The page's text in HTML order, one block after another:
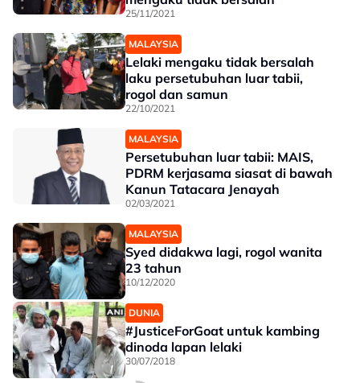
25/11/2021
MALAYSIA
Lelaki mengaku tidak bersalah
laku persetubuhan luar tabii,
rogol dan samun
22/10/2021
MALAYSIA
Persetubuhan luar tabii: MAIS,
PDRM kerjasama siasat di bawah
Kanun Tatacara Jenayah
02/03/2021
MALAYSIA
Syed didakwa lagi, rogol wanita
23 tahun
10/12/2020
DUNIA
#JusticeForGoat untuk kambing
dinoda lapan lelaki
30/07/2018